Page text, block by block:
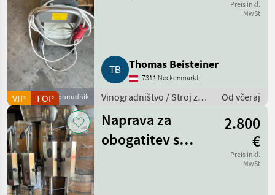
Poslovni ponudnik
VIP TOP
Preis inkl.
MwSt
Thomas Beisteiner
7311 Neckenmarkt
Vinogradništvo / Stroj za
Od včeraj
Naprava za
obogatitev s
2.800
€
Preis inkl.
MwSt